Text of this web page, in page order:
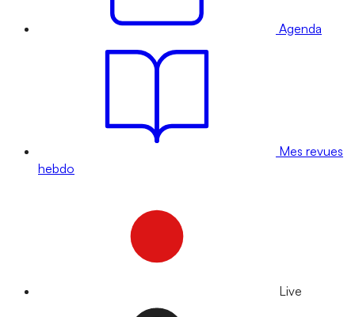
Agenda
Mes revues
hebdo
Live